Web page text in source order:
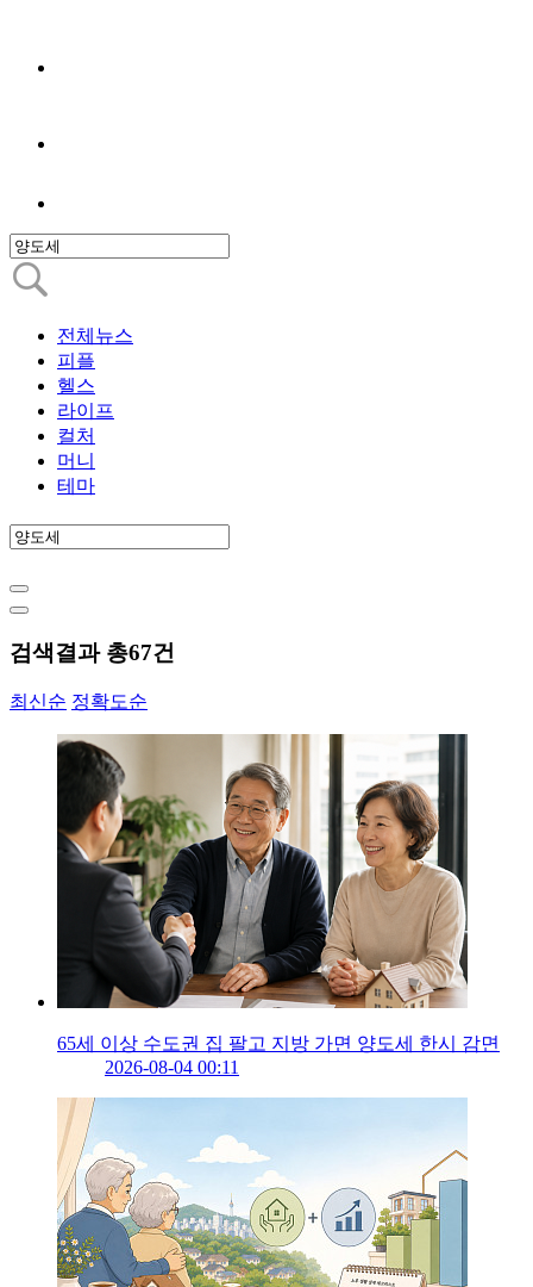
전체뉴스
피플
헬스
라이프
컬처
머니
테마
검색결과 총67건
최신순 정확도순
65세 이상 수도권 집 팔고 지방 가면 양도세 한시 감면
2026-08-04 00:11